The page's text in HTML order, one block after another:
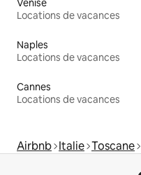
Locations de vacances
Naples
Locations de vacances
Cannes
Locations de vacances
Airbnb Italie Toscane